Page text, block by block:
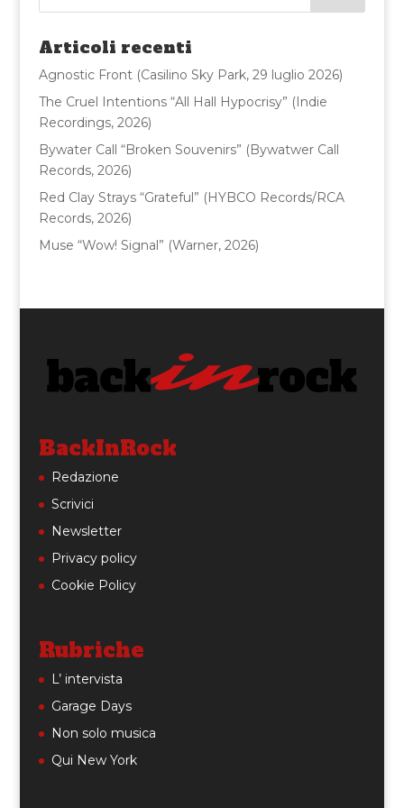
b
o
o
k
r
vi
di
Articoli recenti
Agnostic Front (Casilino Sky Park, 29 luglio 2026)
The Cruel Intentions “All Hall Hypocrisy” (Indie
Recordings, 2026)
Bywater Call “Broken Souvenirs” (Bywatwer Call
Records, 2026)
Red Clay Strays “Grateful” (HYBCO Records/RCA
Records, 2026)
Muse “Wow! Signal” (Warner, 2026)
BackInRock
Redazione
Scrivici
Newsletter
Privacy policy
Cookie Policy
Rubriche
L’ intervista
Garage Days
Non solo musica
Qui New York